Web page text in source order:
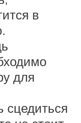
в
для
сцедиться